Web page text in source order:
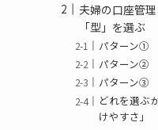
夫婦の口座管
「型」を選ぶ
パターン①
パターン②
パターン③
どれを選ぶ
けやすさ」